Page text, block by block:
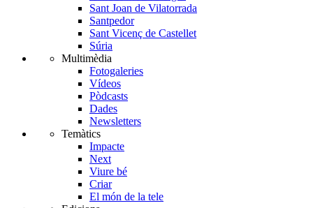
Sant Joan de Vilatorrada
Santpedor
Sant Vicenç de Castellet
Súria
Multimèdia
Fotogaleries
Vídeos
Pòdcasts
Dades
Newsletters
Temàtics
Impacte
Next
Viure bé
Criar
El món de la tele